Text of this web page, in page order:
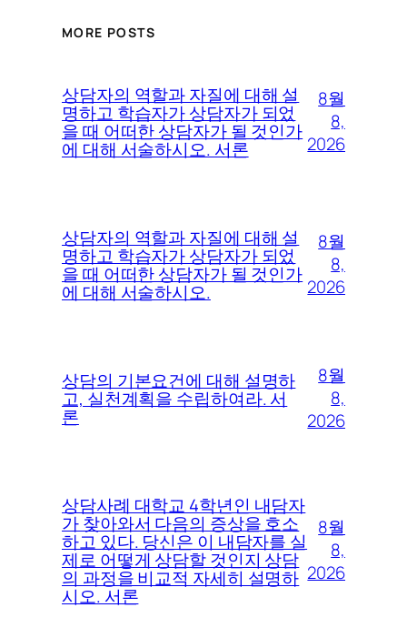
MORE POSTS
상담자의 역할과 자질에 대해 설
명하고 학습자가 상담자가 되었
을 때 어떠한 상담자가 될 것인가
에 대해 서술하시오. 서론
8월
8,
2026
상담자의 역할과 자질에 대해 설
명하고 학습자가 상담자가 되었
을 때 어떠한 상담자가 될 것인가
에 대해 서술하시오.
8월
8,
2026
상담의 기본요건에 대해 설명하
고, 실천계획을 수립하여라. 서
론
8월
8,
2026
상담사례 대학교 4학년인 내담자
가 찾아와서 다음의 증상을 호소
하고 있다. 당신은 이 내담자를 실
제로 어떻게 상담할 것인지 상담
의 과정을 비교적 자세히 설명하
시오. 서론
8월
8,
2026